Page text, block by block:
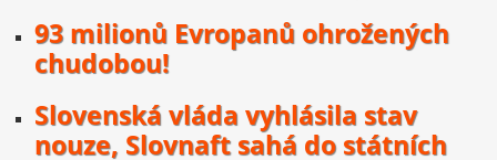
93 milionů Evropanů ohrožených
chudobou!
Slovenská vláda vyhlásila stav
nouze, Slovnaft sahá do státních